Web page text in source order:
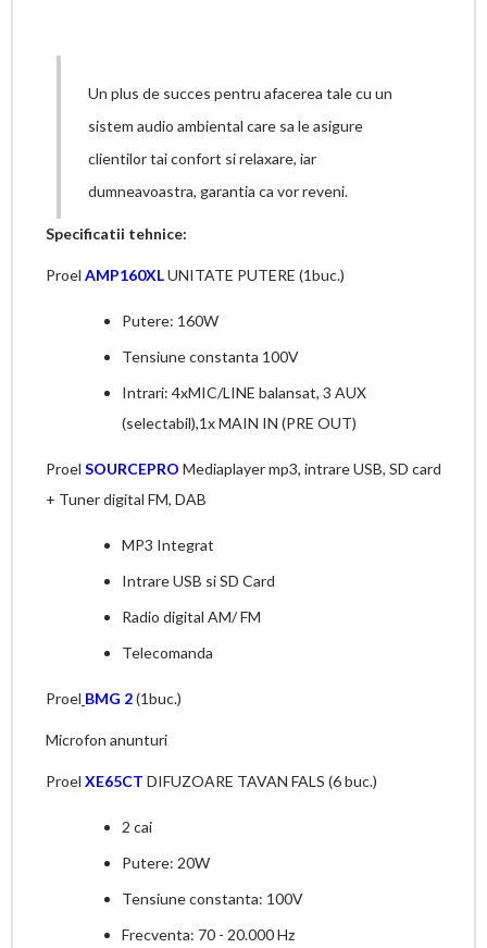
Un plus de succes pentru afacerea tale cu un
sistem audio ambiental care sa le asigure
clientilor tai confort si relaxare, iar
dumneavoastra, garantia ca vor reveni.
Specificatii tehnice:
Proel AMP160XLUNITATE PUTERE (1buc.)
Putere: 160W
Tensiune constanta 100V
Intrari: 4xMIC/LINE balansat, 3 AUX
(selectabil),1x MAIN IN (PRE OUT)
Proel SOURCEPRO Mediaplayer mp3, intrare USB, SD card
+ Tuner digital FM, DAB
MP3 Integrat
Intrare USB si SD Card
Radio digital AM/ FM
Telecomanda
Proel BMG 2(1buc.)
Microfon anunturi
Proel XE65CT DIFUZOARE TAVAN FALS (6 buc.)
2 cai
Putere: 20W
Tensiune constanta: 100V
Frecventa: 70 - 20.000 Hz